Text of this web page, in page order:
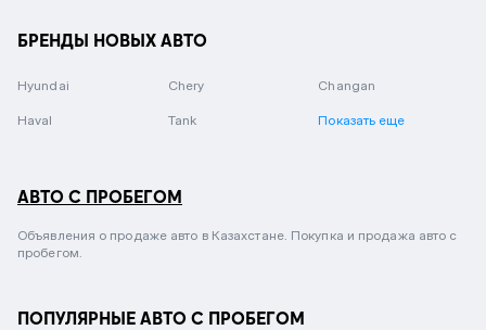
БРЕНДЫ НОВЫХ АВТО
Hyundai Chery Changan
Haval Tank Показать еще
АВТО С ПРОБЕГОМ
Объявления о продаже авто в Казахстане. Покупка и продажа авто с
пробегом.
ПОПУЛЯРНЫЕ АВТО С ПРОБЕГОМ